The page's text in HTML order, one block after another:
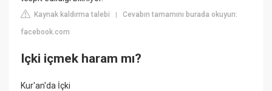
Kaynak kaldırma talebi |Cevabın tamamını burada okuyun:
facebook.com
Içki içmek haram mı?
Kur'an'da İçki